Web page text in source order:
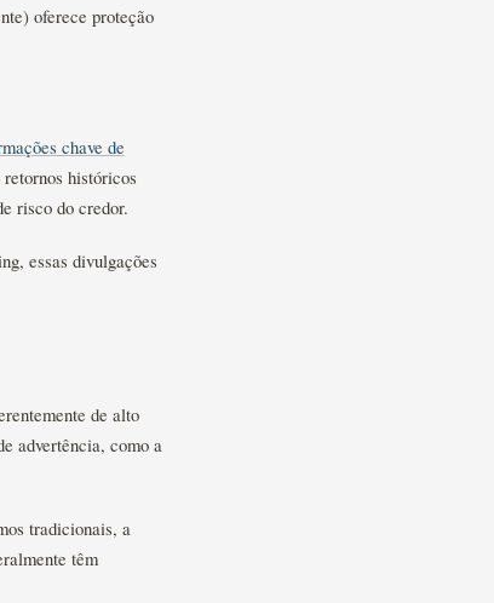
oferece proteção
chave de
históricos
risco do credor.
essas divulgações
de alto
advertência, como a
tradicionais, a
têm